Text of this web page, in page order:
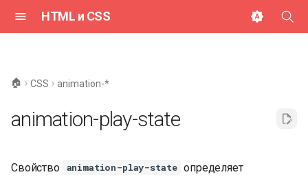
HTML и CSS
ц
а
🏠 CSS animation-*
animation-play-state
Свойство animation-play-state определяет